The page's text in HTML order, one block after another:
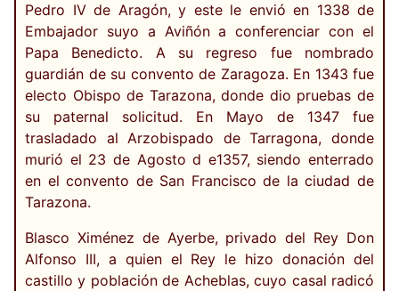
Pedro IV de Aragón, y este le envió en 1338 de
Embajador suyo a Aviñón a conferenciar con el
Papa Benedicto. A su regreso fue nombrado
guardián de su convento de Zaragoza. En 1343 fue
electo Obispo de Tarazona, donde dio pruebas de
su paternal solicitud. En Mayo de 1347 fue
trasladado al Arzobispado de Tarragona, donde
murió el 23 de Agosto d e1357, siendo enterrado
en el convento de San Francisco de la ciudad de
Tarazona.
Blasco Ximénez de Ayerbe, privado del Rey Don
Alfonso III, a quien el Rey le hizo donación del
castillo y población de Acheblas, cuyo casal radicó